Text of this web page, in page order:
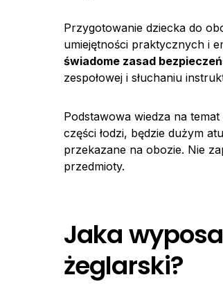
Przygotowanie dziecka do
umiejętności praktycznych i
świadome zasad
zespołowej i słuchaniu
Podstawowa wiedza na
części łodzi, będzie dużym
przekazane na obozie. Nie
przedmioty.
Jaka
żeglarski?